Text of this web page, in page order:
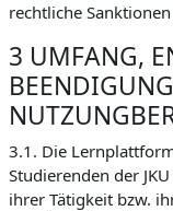
rechtliche
3 UMFANG,
3.1. Die
Studierenden der
ihrer Tätigkeit bzw.